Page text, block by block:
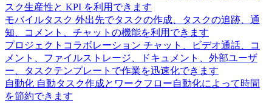
スク生産性と KPI を利用できます
モバイルタスク 外出先でタスクの作成、タスクの追跡、通
知、コメント、チャットの機能を利用できます
プロジェクトコラボレーション チャット、ビデオ通話、コ
メント、ファイルストレージ、ドキュメント、外部ユーザ
ー、タスクテンプレートで作業を迅速化できます
自動化 自動タスク作成とワークフロー自動化によって時間
を節約できます